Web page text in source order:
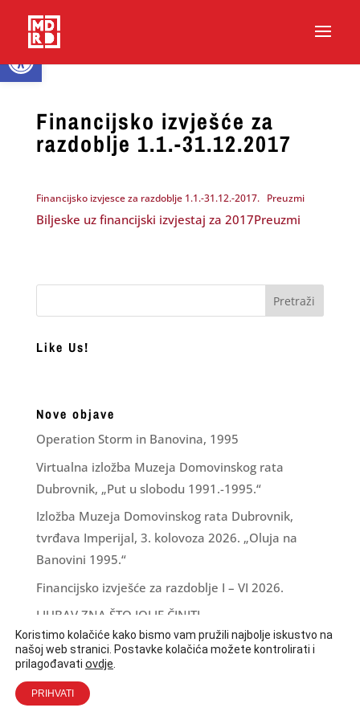
Open toolbar
Financijsko izvješće za
razdoblje 1.1.-31.12.2017
Financijsko izvjesce za razdoblje 1.1.-31.12.-2017. Preuzmi
Biljeske uz financijski izvjestaj za 2017Preuzmi
Like Us!
Nove objave
Operation Storm in Banovina, 1995
Virtualna izložba Muzeja Domovinskog rata
Dubrovnik, „Put u slobodu 1991.-1995.“
Izložba Muzeja Domovinskog rata Dubrovnik,
tvrđava Imperijal, 3. kolovoza 2026. „Oluja na
Banovini 1995.“
Financijsko izvješće za razdoblje I – VI 2026.
LJUBAV ZNA ŠTO JOJ JE ČINITI
Koristimo kolačiće kako bismo vam pružili najbolje iskustvo na
našoj web stranici. Postavke kolačića možete kontrolirati i
prilagođavati ovdje.
PRIHVATI